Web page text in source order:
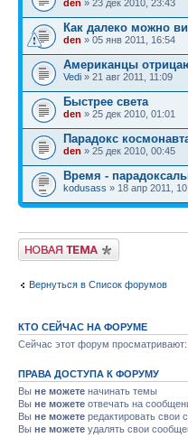
den » 23 дек 2010, 23:43
Как далеко можно
den » 05 янв 2011, 16:54
Американцы
Vedi » 21 авг 2011, 11:09
Быстрее света
den » 25 дек 2010, 01:01
Парадокс
den » 25 дек 2010, 00:45
Время -
kodusass » 18 апр 2011,
Начать новую тему
Вернуться в Список форумов
КТО СЕЙЧАС НА ФОРУМЕ
Сейчас этот форум просматривают:
ПРАВА ДОСТУПА К ФОРУМУ
Вы не можете начинать темы
Вы не можете отвечать на
Вы не можете редактировать свои
Вы не можете удалять свои